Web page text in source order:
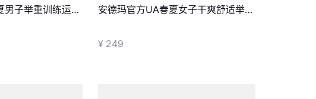
子举重训练运动
安德玛官方UA春夏女子干爽舒适举重
¥ 249